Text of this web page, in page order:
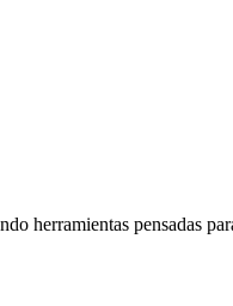
herramientas pensadas